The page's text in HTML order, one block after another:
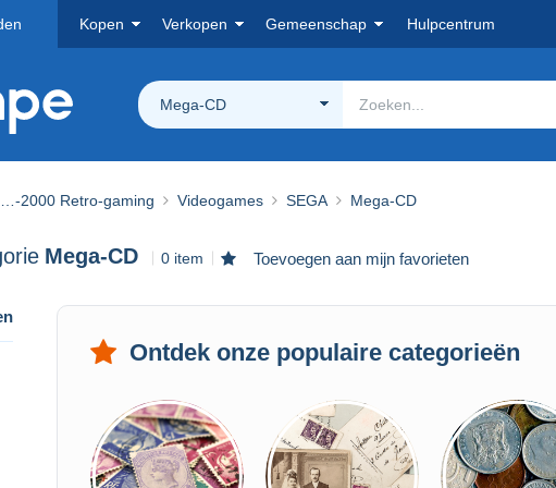
Kopen Verkopen Gemeenschap Hulpcentrum
Mega-CD
…-2000 Retro-gaming Videogames SEGA Mega-CD
Mega-CD 0 item Toevoegen aan mijn favorieten
Ontdek onze populaire categorieën